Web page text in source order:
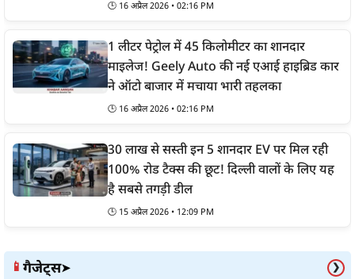
🕒 16 अप्रैल 2026 • 02:16 PM
1 लीटर पेट्रोल में 45 किलोमीटर का शानदार
माइलेज! Geely Auto की नई एआई हाइब्रिड कार
ने ऑटो बाजार में मचाया भारी तहलका
🕒 16 अप्रैल 2026 • 02:16 PM
30 लाख से सस्ती इन 5 शानदार EV पर मिल रही
100% रोड टैक्स की छूट! दिल्ली वालों के लिए यह
है सबसे तगड़ी डील
🕒 15 अप्रैल 2026 • 12:09 PM
📱 गैजेट्स➤ ❯